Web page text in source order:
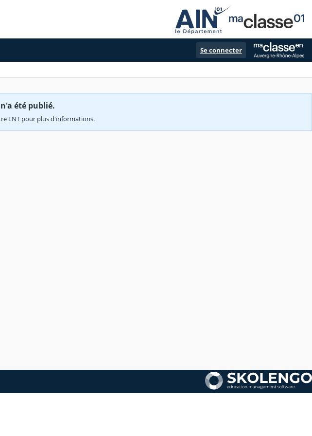
Se connecter
été publié.
ENT pour plus d'informations.